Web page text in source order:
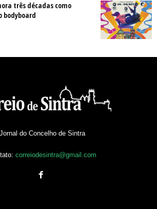
três décadas como
Jornal do Concelho de Sintra
correiodesintra@gmail.com